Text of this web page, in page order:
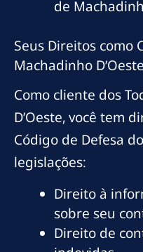
de
Seus Direitos como
Machadinho D’Oeste
Como cliente dos
D’Oeste, você tem
Código de Defesa
legislações:
Direito à
sobre seu
Direito de